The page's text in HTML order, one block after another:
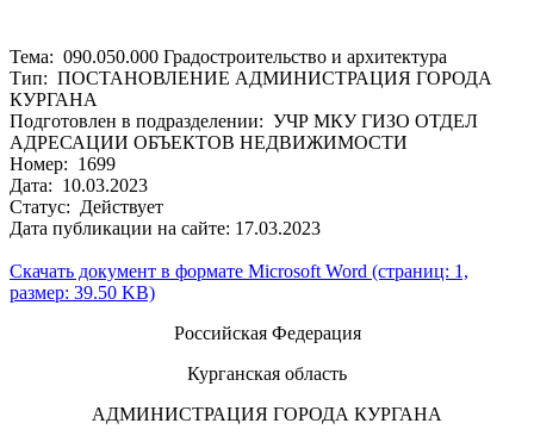
Тема: 090.050.000 Градостроительство и архитектура
Тип: ПОСТАНОВЛЕНИЕ АДМИНИСТРАЦИЯ ГОРОДА
КУРГАНА
Подготовлен в подразделении: УЧР МКУ ГИЗО ОТДЕЛ
АДРЕСАЦИИ ОБЪЕКТОВ НЕДВИЖИМОСТИ
Номер: 1699
Дата: 10.03.2023
Статус: Действует
Дата публикации на сайте: 17.03.2023
Скачать документ в формате Microsoft Word (страниц: 1,
размер: 39.50 KB)
Российская Федерация
Курганская область
АДМИНИСТРАЦИЯ ГОРОДА КУРГАНА